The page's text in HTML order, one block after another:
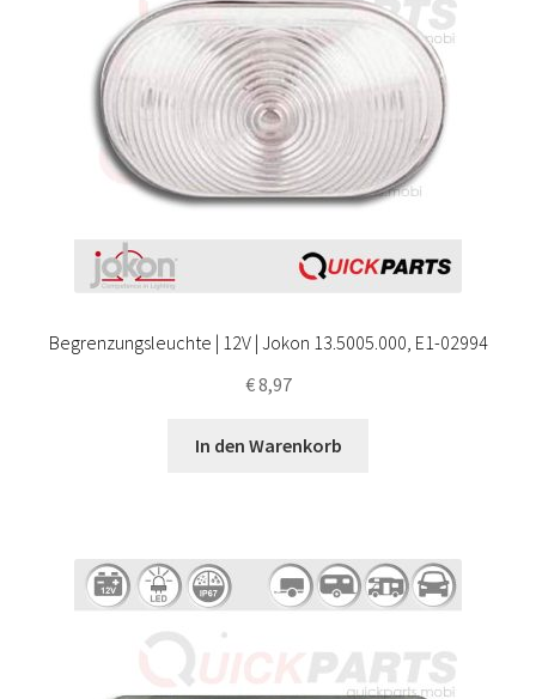
Begrenzungsleuchte | 12V | Jokon 13.5005.000, E1-02994
€8,97
In den Warenkorb